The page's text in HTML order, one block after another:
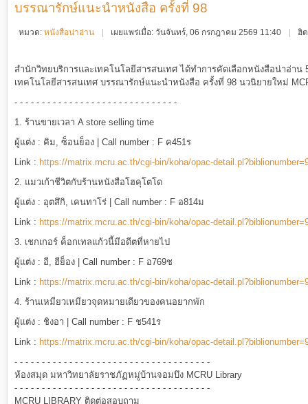
บรรณารักษ์แนะนำหนังสือ ครั้งที่ 98
หมวด: หนังสือน่าอ่าน เผยแพร่เมื่อ: วันจันทร์, 06 กรกฎาคม 2569 11:40 ฮิ
สำนักวิทยบริการและเทคโนโลยีสารสนเทศ ได้ทำการคัดเลือกหนังสือน่าอ่าน
เทคโนโลยีสารสนเทศ บรรณารักษ์แนะนำหนังสือ ครั้งที่ 98 นวนิยายใหม่
- - - - - - - - - - - - - - - - - - - - - - - - - - - - - -
1. ร้านขายเวลา A store selling time
ผู้แต่ง : คิม, ซ็อนย็อง | Call number : F ค451ร
Link : https://matrix.mcru.ac.th/cgi-bin/koha/opac-
2. แมวเก้าชีวิตกับร้านหนังสือโฮคุโตโด
ผู้แต่ง : อุตสึกิ, เคนทาโร่ | Call number : F อ814ม
Link : https://matrix.mcru.ac.th/cgi-bin/koha/opac-
3. เชกเกอร์ ค็อกเทลแก้วนี้มีอดีตที่หายไป
ผู้แต่ง : อี, ฮีย็อง | Call number : F อ769ช
Link : https://matrix.mcru.ac.th/cgi-bin/koha/opac-
4. ร้านเหมียวเหมียวจุดหมายเดียวของคนอยากพัก
ผู้แต่ง : ชิงอา | Call number : F ช541ร
Link : https://matrix.mcru.ac.th/cgi-bin/koha/opac-
- - - - - - - - - - - - - - - - - - - - - - - - - - - - - - - - - - - -
ห้องสมุด มหาวิทยาลัยราชภัฏหมู่บ้านจอมบึง MCRU Library
- - - - - - - - - - - - - - - - - - - - - - - - - - - - - - - - - - - -
MCRU LIBRARY ติดต่อสอบถาม